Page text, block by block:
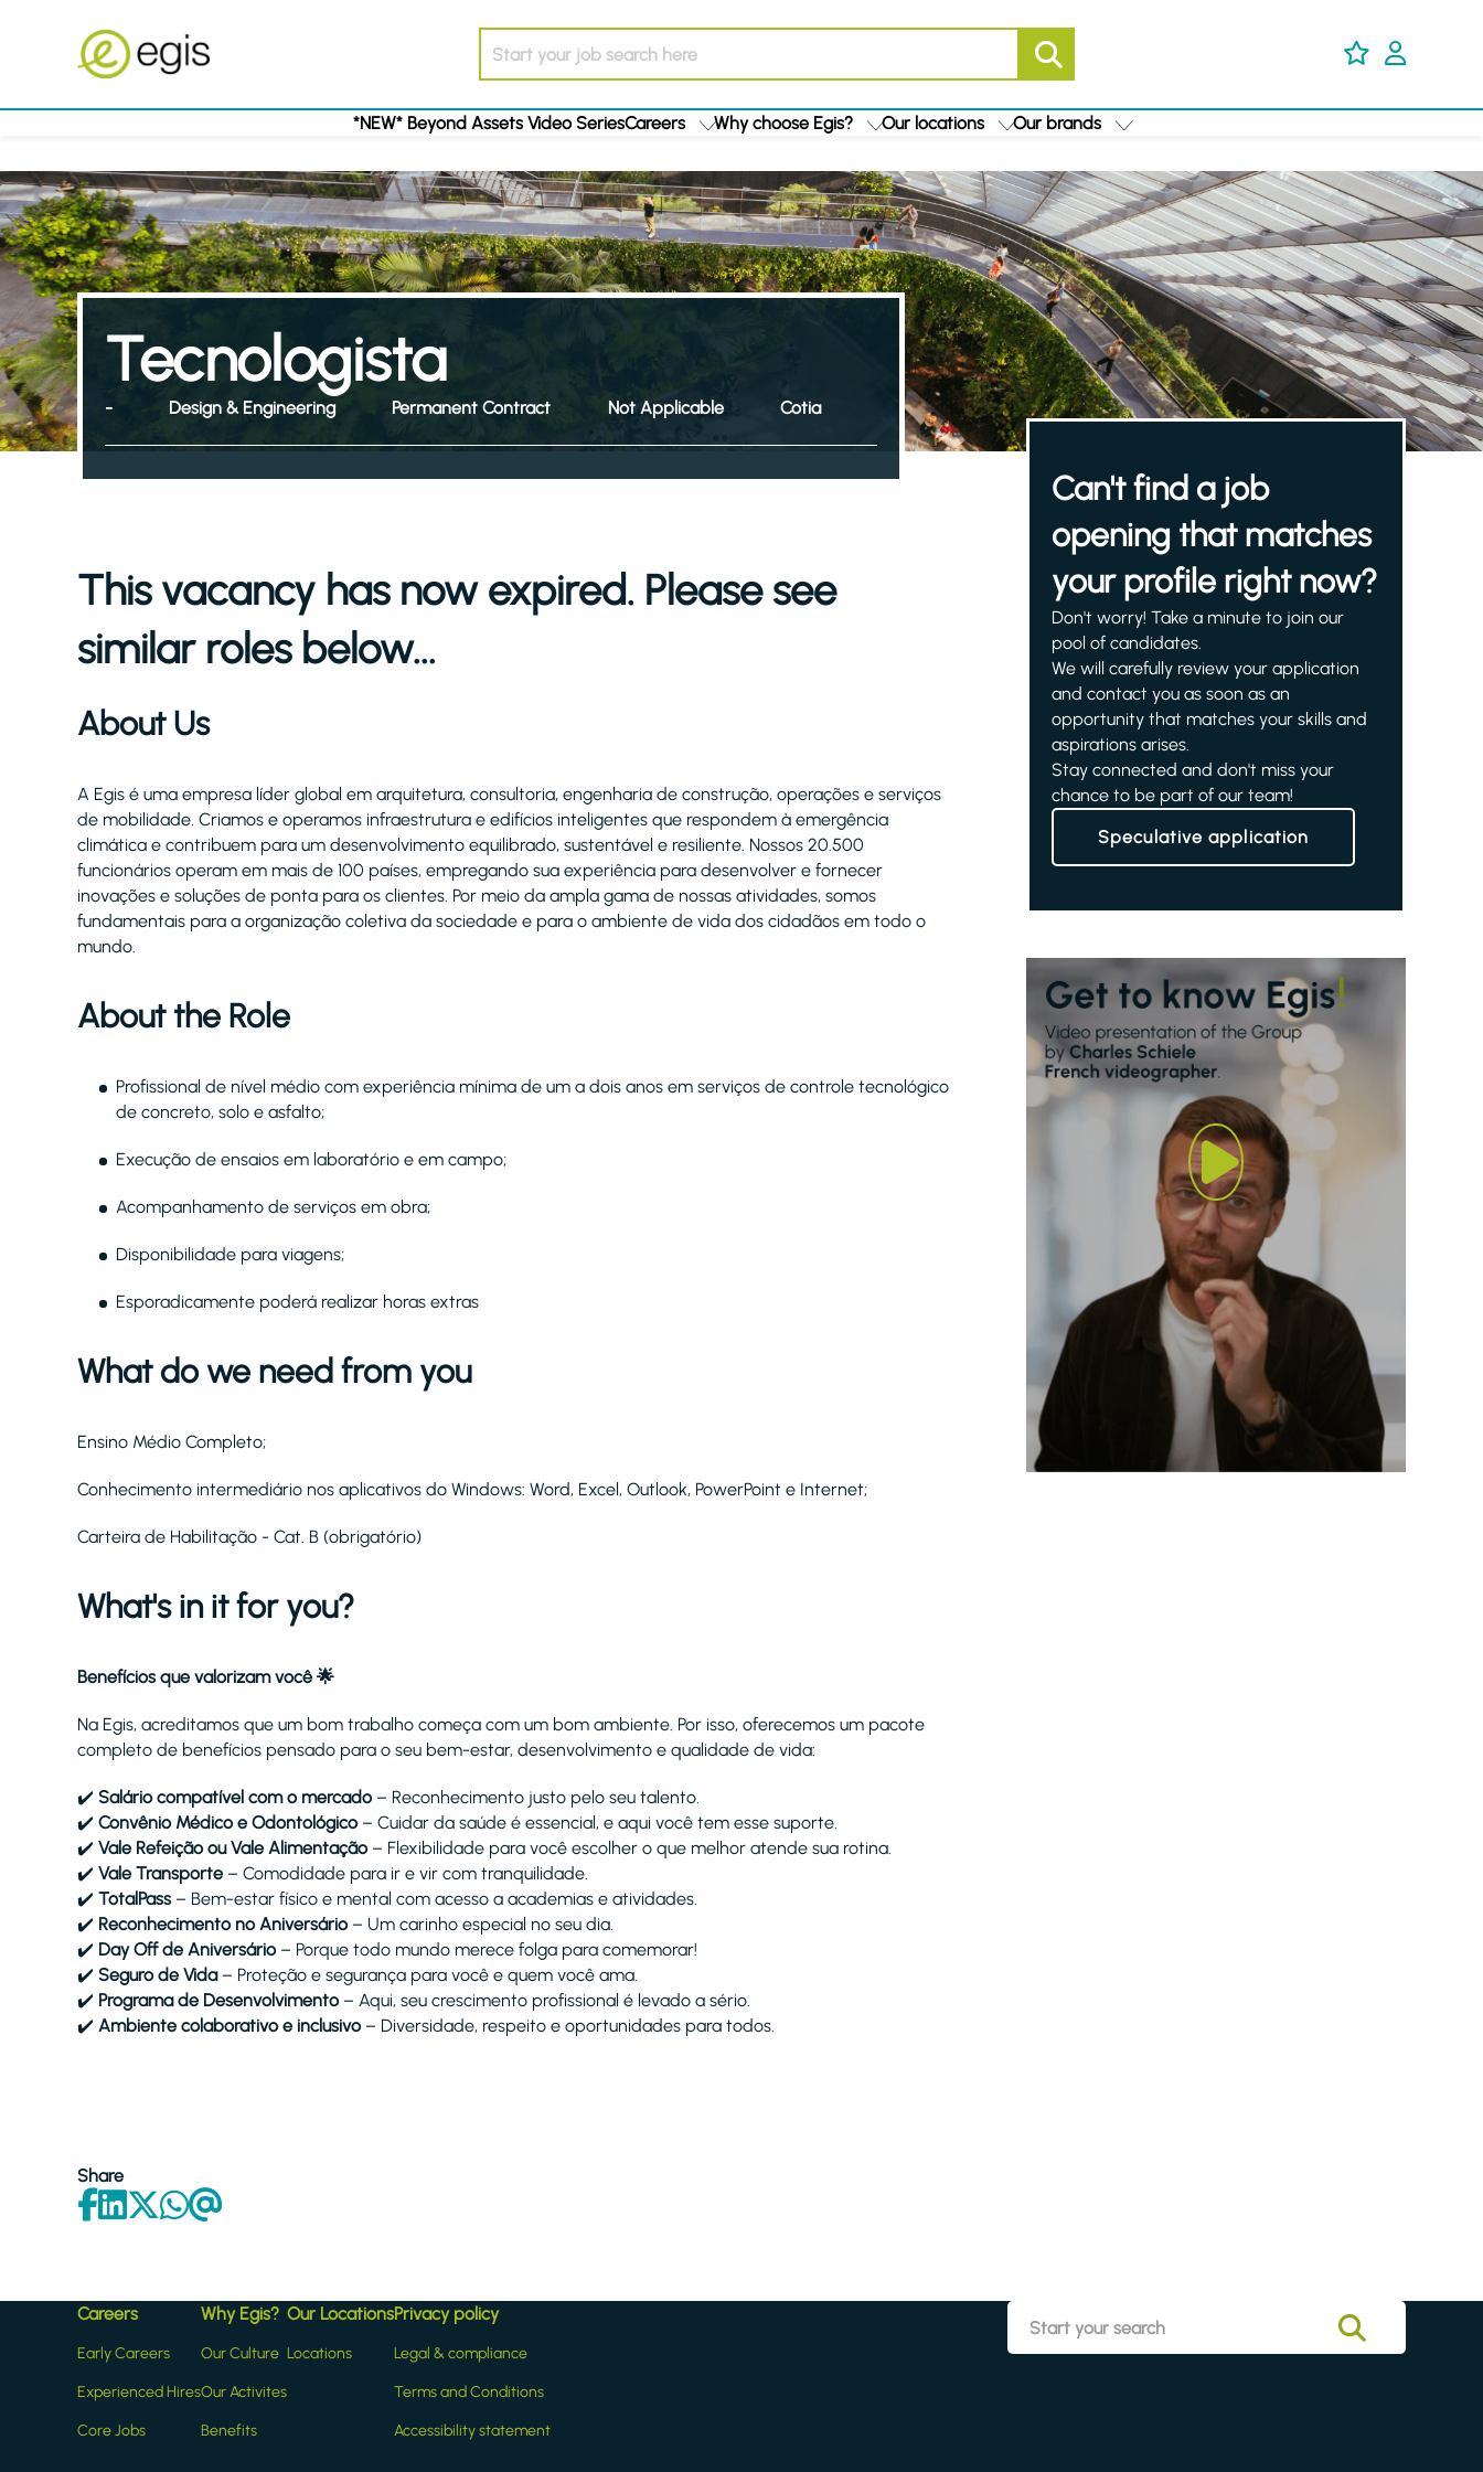
*NEW* Beyond Assets Video SeriesCareers Why choose Egis? Our locations Our brands
Tecnologista
- Design & Engineering Permanent Contract Not Applicable Cotia
This vacancy has now expired. Please see
similar roles below...
About Us
A Egis é uma empresa líder global em arquitetura, consultoria, engenharia de construção, operações e serviços
de mobilidade. Criamos e operamos infraestrutura e edifícios inteligentes que respondem à emergência
climática e contribuem para um desenvolvimento equilibrado, sustentável e resiliente. Nossos 20.500
funcionários operam em mais de 100 países, empregando sua experiência para desenvolver e fornecer
inovações e soluções de ponta para os clientes. Por meio da ampla gama de nossas atividades, somos
fundamentais para a organização coletiva da sociedade e para o ambiente de vida dos cidadãos em todo o
mundo.
About the Role
Profissional de nível médio com experiência mínima de um a dois anos em serviços de controle tecnológico
de concreto, solo e asfalto;
Execução de ensaios em laboratório e em campo;
Acompanhamento de serviços em obra;
Disponibilidade para viagens;
Esporadicamente poderá realizar horas extras
What do we need from you
Ensino Médio Completo;
Conhecimento intermediário nos aplicativos do Windows: Word, Excel, Outlook, PowerPoint e Internet;
Carteira de Habilitação - Cat. B (obrigatório)
What's in it for you?
Benefícios que valorizam você 🌟
Na Egis, acreditamos que um bom trabalho começa com um bom ambiente. Por isso, oferecemos um pacote
completo de benefícios pensado para o seu bem-estar, desenvolvimento e qualidade de vida:
✔️ Salário compatível com o mercado– Reconhecimento justo pelo seu talento.
✔️ Convênio Médico e Odontológico– Cuidar da saúde é essencial, e aqui você tem esse suporte.
✔️ Vale Refeição ou Vale Alimentação– Flexibilidade para você escolher o que melhor atende sua rotina.
✔️ Vale Transporte – Comodidade para ir e vir com tranquilidade.
✔️ TotalPass – Bem-estar físico e mental com acesso a academias e atividades.
✔️ Reconhecimento no Aniversário– Um carinho especial no seu dia.
✔️ Day Off de Aniversário– Porque todo mundo merece folga para comemorar!
✔️ Seguro de Vida– Proteção e segurança para você e quem você ama.
✔️ Programa de Desenvolvimento– Aqui, seu crescimento profissional é levado a sério.
✔️ Ambiente colaborativo e inclusivo– Diversidade, respeito e oportunidades para todos.
Share
Can't find a job
opening that matches
your profile right now?
Don't worry! Take a minute to join our
pool of candidates.
We will carefully review your application
and contact you as soon as an
opportunity that matches your skills and
aspirations arises.
Stay connected and don't miss your
chance to be part of our team!
Speculative application
Careers
Early Careers
Experienced Hires
Core Jobs
Why Egis?
Our Culture
Our Activites
Benefits
Our Locations
Locations
Privacy policy
Legal & compliance
Terms and Conditions
Accessibility statement